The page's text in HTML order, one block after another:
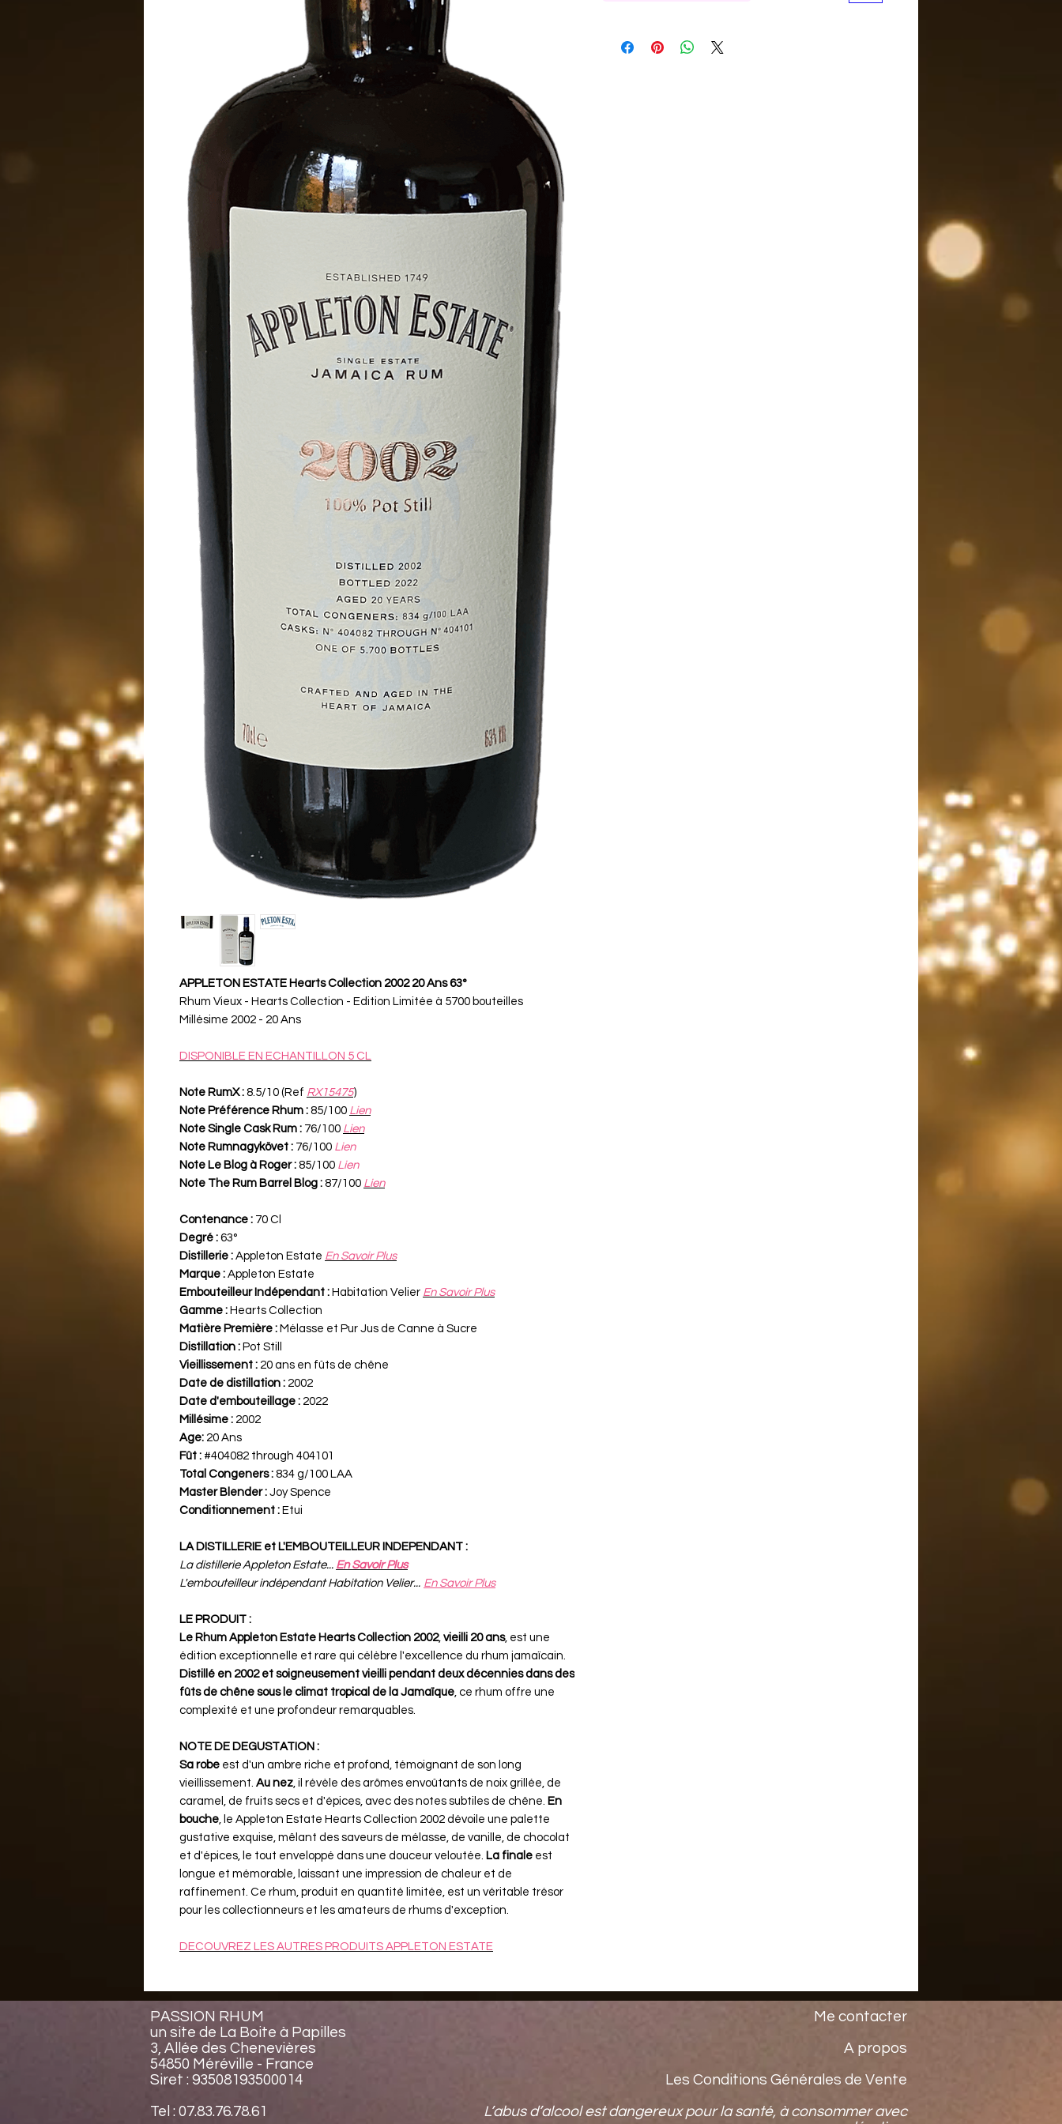
APPLETON ESTATE Hearts Collection 2002 20 Ans 63°
Rhum Vieux - Hearts Collection - Edition Limitée à 5700 bouteilles
Millésime 2002 - 20 Ans
DISPONIBLE EN ECHANTILLON 5 CL
Note RumX : 8.5/10 (Ref RX15475)
Note Préférence Rhum : 85/100 Lien
Note Single Cask Rum : 76/100 Lien
Note Rumnagykövet : 76/100 Lien
Note Le Blog à Roger : 85/100 Lien
Note The Rum Barrel Blog : 87/100 Lien
Contenance : 70 Cl
Degré : 63°
Distillerie : Appleton Estate En Savoir Plus
Marque : Appleton Estate
Embouteilleur Indépendant : Habitation Velier En Savoir Plus
Gamme : Hearts Collection
Matière Première : Mélasse et Pur Jus de Canne à Sucre
Distillation : Pot Still
Vieillissement : 20 ans en fûts de chêne
Date de distillation : 2002
Date d'embouteillage : 2022
Millésime : 2002
Age: 20 Ans
Fût : #404082 through 404101
Total Congeners : 834 g/100 LAA
Master Blender : Joy Spence
Conditionnement : Etui
LA DISTILLERIE et L'EMBOUTEILLEUR INDEPENDANT :
La distillerie Appleton Estate... En Savoir Plus
L'embouteilleur indépendant Habitation Velier... En Savoir Plus
LE PRODUIT :
Le Rhum Appleton Estate Hearts Collection 2002, vieilli 20 ans, est une
édition exceptionnelle et rare qui célèbre l'excellence du rhum jamaïcain.
Distillé en 2002 et soigneusement vieilli pendant deux décennies dans des
fûts de chêne sous le climat tropical de la Jamaïque , ce rhum offre une
complexité et une profondeur remarquables.
NOTE DE DEGUSTATION :
Sa robe est d'un ambre riche et profond, témoignant de son long
vieillissement. Au nez , il révèle des arômes envoûtants de noix grillée, de
caramel, de fruits secs et d'épices, avec des notes subtiles de chêne. En
bouche , le Appleton Estate Hearts Collection 2002 dévoile une palette
gustative exquise, mêlant des saveurs de mélasse, de vanille, de chocolat
et d'épices, le tout enveloppé dans une douceur veloutée. La finale est
longue et mémorable, laissant une impression de chaleur et de
raffinement. Ce rhum, produit en quantité limitée, est un véritable trésor
pour les collectionneurs et les amateurs de rhums d'exception.
DECOUVREZ LES AUTRES PRODUITS APPLETON ESTATE
PASSION RHUM
un site de La Boite à Papilles
3, Allée des Chenevières
54850 Méréville - France
Siret : 93508193500014
Tel : 07.83.76.78.61
Me contacter
A propos
Les Conditions Générales de Vente
L’abus d’alcool est dangereux pour la santé, à consommer avec